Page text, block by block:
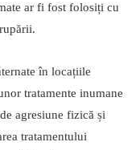
ar fi fost folosiți cu
în locațiile
tratamente inumane
agresiune fizică și
tratamentului